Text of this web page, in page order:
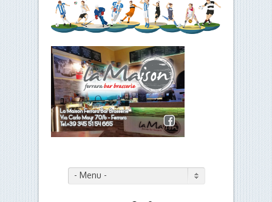
- Menu -